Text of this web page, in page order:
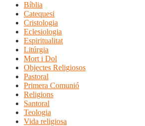
Bíblia
Catequesi
Cristologia
Eclesiologia
Espiritualitat
Litúrgia
Mort i Dol
Objectes Religiosos
Pastoral
Primera Comunió
Religions
Santoral
Teologia
Vida religiosa